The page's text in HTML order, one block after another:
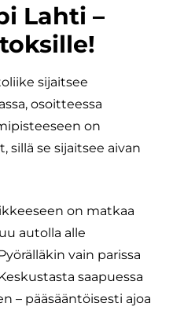
Lahti –
sijaitsee
osoitteessa
on
se sijaitsee aivan
on matkaa
autolla alle
vain parissa
saapuessa
– pääsääntöisesti ajoa